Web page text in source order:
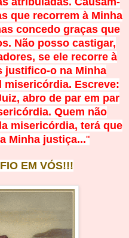
que recorrem à Minha
concedo graças que
Não posso castigar,
se ele recorre à
justifico-o na Minha
misericórdia. Escreve:
abro de par em par
Quem não
misericórdia, terá que
Minha justiça..."
EM VÓS!!!